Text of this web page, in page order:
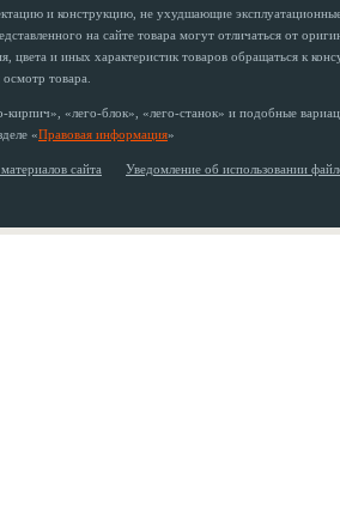
и конструкцию, не ухудшающие
на сайте товара могут отличаться от
цвета и иных характеристик товаров обращаться к
товара.
кирпич», «лего-блок», «лего-станок» и подобные
«Правовая информация»
сайта Уведомление об использовании